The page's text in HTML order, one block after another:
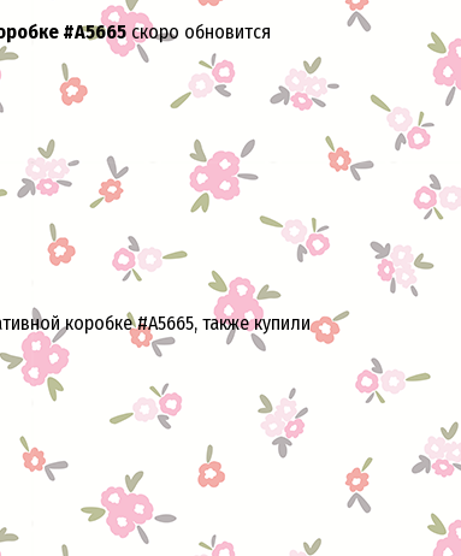
#A5665 скоро обновится
коробке #A5665, также купили